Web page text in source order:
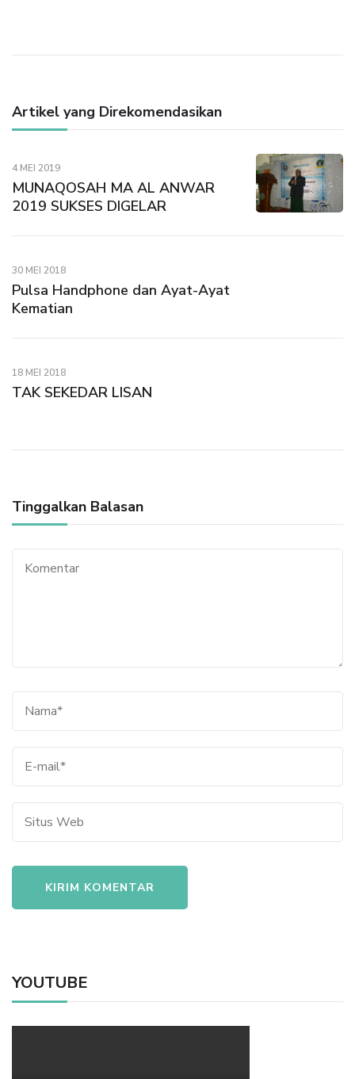
Artikel yang Direkomendasikan
4 MEI 2019
MUNAQOSAH MA AL ANWAR
2019 SUKSES DIGELAR
30 MEI 2018
Pulsa Handphone dan Ayat-Ayat
Kematian
18 MEI 2018
TAK SEKEDAR LISAN
Tinggalkan Balasan
YOUTUBE